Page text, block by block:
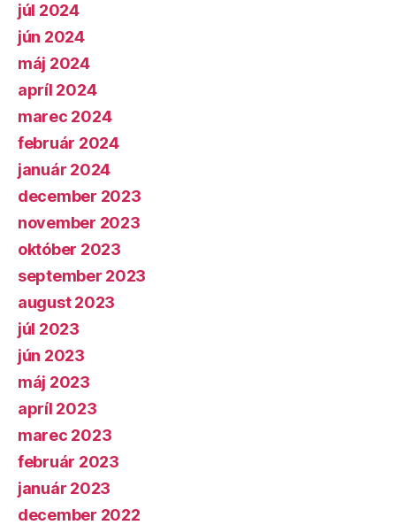
júl 2024
jún 2024
máj 2024
apríl 2024
marec 2024
február 2024
január 2024
december 2023
november 2023
október 2023
september 2023
august 2023
júl 2023
jún 2023
máj 2023
apríl 2023
marec 2023
február 2023
január 2023
december 2022